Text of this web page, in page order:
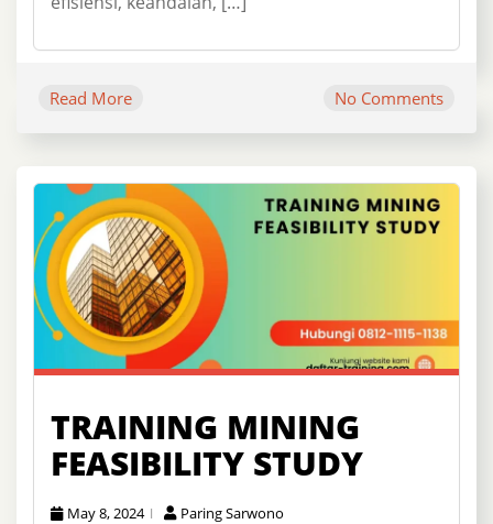
Read More No Comments
TRAINING MINING
FEASIBILITY STUDY
May 8, 2024
Paring Sarwono